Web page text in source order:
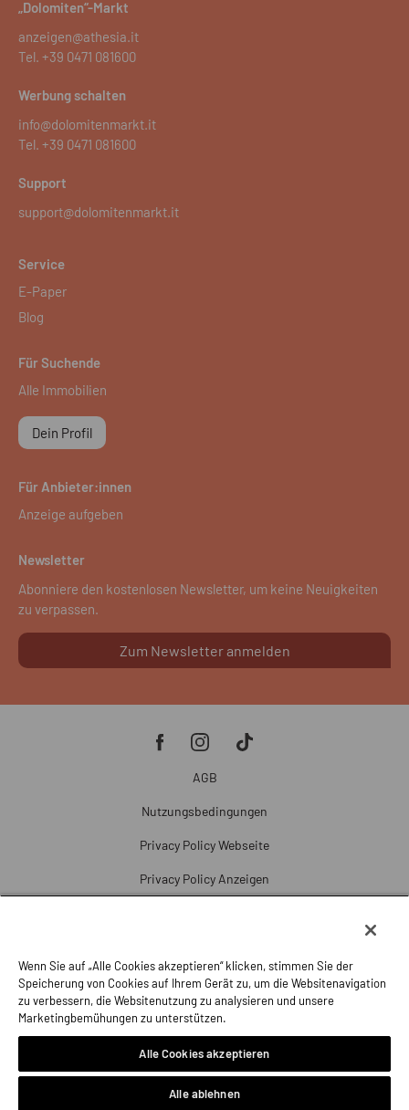
„Dolomiten“-Markt
anzeigen@athesia.it
Tel. +39 0471 081600
Werbung schalten
info@dolomitenmarkt.it
Tel. +39 0471 081600
Support
support@dolomitenmarkt.it
Service
E-Paper
Blog
Für Suchende
Alle Immobilien
Dein Profil
Für Anbieter:innen
Anzeige aufgeben
Newsletter
Abonniere den kostenlosen Newsletter, um keine Neuigkeiten
zu verpassen.
Zum Newsletter anmelden
AGB
Nutzungsbedingungen
Privacy Policy Webseite
Privacy Policy Anzeigen
Beschwerde
Impressum
Wenn Sie auf „Alle Cookies akzeptieren“ klicken, stimmen Sie der
Speicherung von Cookies auf Ihrem Gerät zu, um die Websitenavigation
zu verbessern, die Websitenutzung zu analysieren und unsere
Marketingbemühungen zu unterstützen.
Alle Cookies akzeptieren
Alle ablehnen